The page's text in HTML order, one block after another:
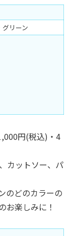
リーン
円(税込)・4
カットソー、パ
のどのカラーの
お楽しみに！